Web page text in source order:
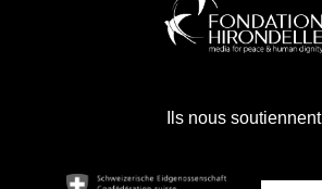
Ils nous soutiennent